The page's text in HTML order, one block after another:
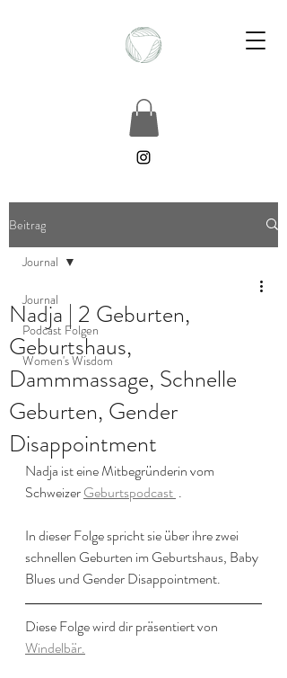
Beitrag
Journal
Podcast Folgen
Women's Wisdom
Journal
Nadja | 2 Geburten,
Geburtshaus,
Dammmassage, Schnelle
Geburten, Gender
Disappointment
Nadja ist eine Mitbegründerin vom
Schweizer Geburtspodcast .
In dieser Folge spricht sie über ihre zwei
schnellen Geburten im Geburtshaus, Baby
Blues und Gender Disappointment.
Diese Folge wird dir präsentiert von
Windelbär.